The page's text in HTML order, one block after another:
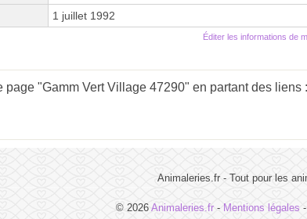
1 juillet 1992
Éditer les informations de
page "Gamm Vert Village 47290" en partant des liens :
Animaleries.fr - Tout pour les
© 2026 Animaleries.fr - Mentions légales -